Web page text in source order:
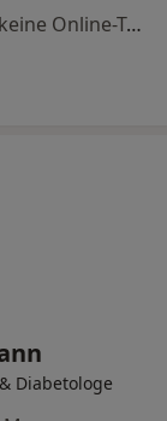
Dieser Arzt bzw. diese Ärztin bietet keine Online-Terminbuchung an diesem Standort an.
Diabetologe